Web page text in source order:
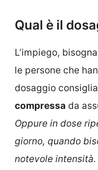
Qual è il
L’impiego,
le persone che
dosaggio
compressa da
Oppure in dose
giorno, quando
notevole intensità.